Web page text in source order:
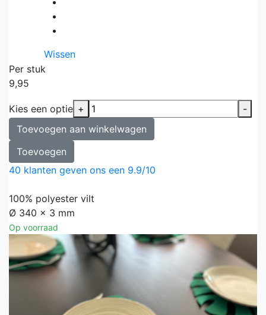
Wissen
Per stuk
9,95
Kies een optie +
-
Toevoegen aan winkelwagen
Toevoegen
40 klanten geven ons een 9.9/10
100% polyester vilt
Ø 340 x 3 mm
Op voorraad